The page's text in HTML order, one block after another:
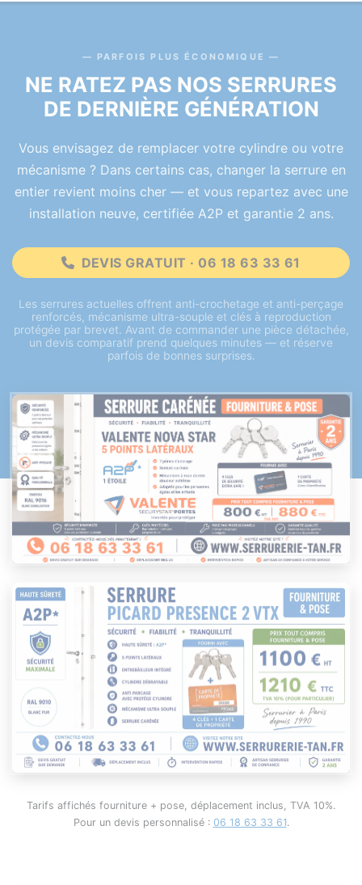
PARFOIS PLUS ÉCONOMIQUE
NE RATEZ PAS NOS SERRURES
DE DERNIÈRE GÉNÉRATION
Vous envisagez de remplacer votre cylindre ou votre
mécanisme ? Dans certains cas, changer la serrure en
entier revient moins cher — et vous repartez avec une
installation neuve, certifiée A2P et garantie 2 ans.
DEVIS GRATUIT · 06 18 63 33 61
Les serrures actuelles offrent anti-crochetage et anti-perçage
renforcés, mécanisme ultra-souple et clés à reproduction
protégée par brevet. Avant de commander une pièce détachée,
un devis comparatif prend quelques minutes — et réserve
parfois de bonnes surprises.
Tarifs affichés fourniture + pose, déplacement inclus, TVA 10%.
Pour un devis personnalisé : 06 18 63 33 61.